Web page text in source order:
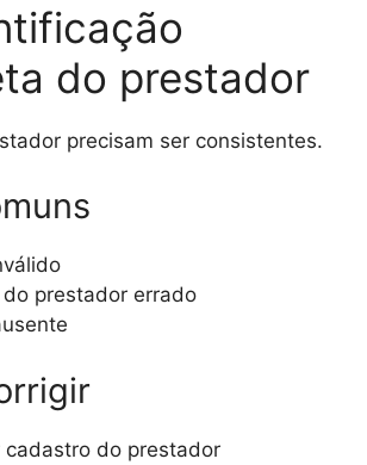
do prestador
precisam ser consistentes.
do prestador errado
cadastro do prestador